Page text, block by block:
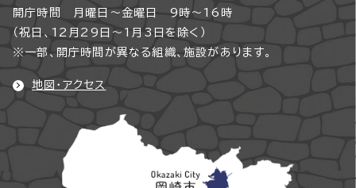
開庁時間 月曜日～金曜日 9時～16時
（祝日、12月29日～1月3日を除く）
※一部、開庁時間が異なる組織、施設があります。
地図・アクセス